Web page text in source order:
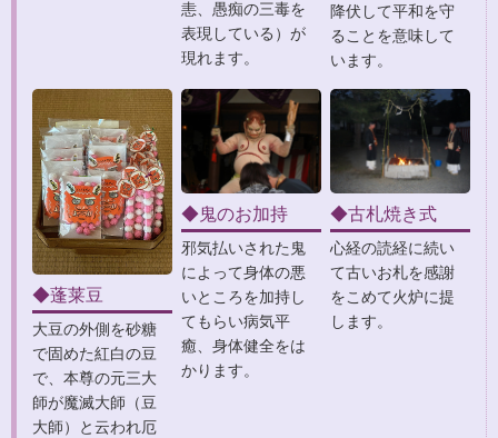
恚、愚痴の三毒を
表現している）が
現れます。
降伏して平和を守
ることを意味して
います。
◆蓬莱豆
大豆の外側を砂糖
で固めた紅白の豆
で、本尊の元三大
師が魔滅大師（豆
大師）と云われ厄
◆鬼のお加持
邪気払いされた鬼
によって身体の悪
いところを加持し
てもらい病気平
癒、身体健全をは
かります。
◆古札焼き式
心経の読経に続い
て古いお札を感謝
をこめて火炉に提
します。